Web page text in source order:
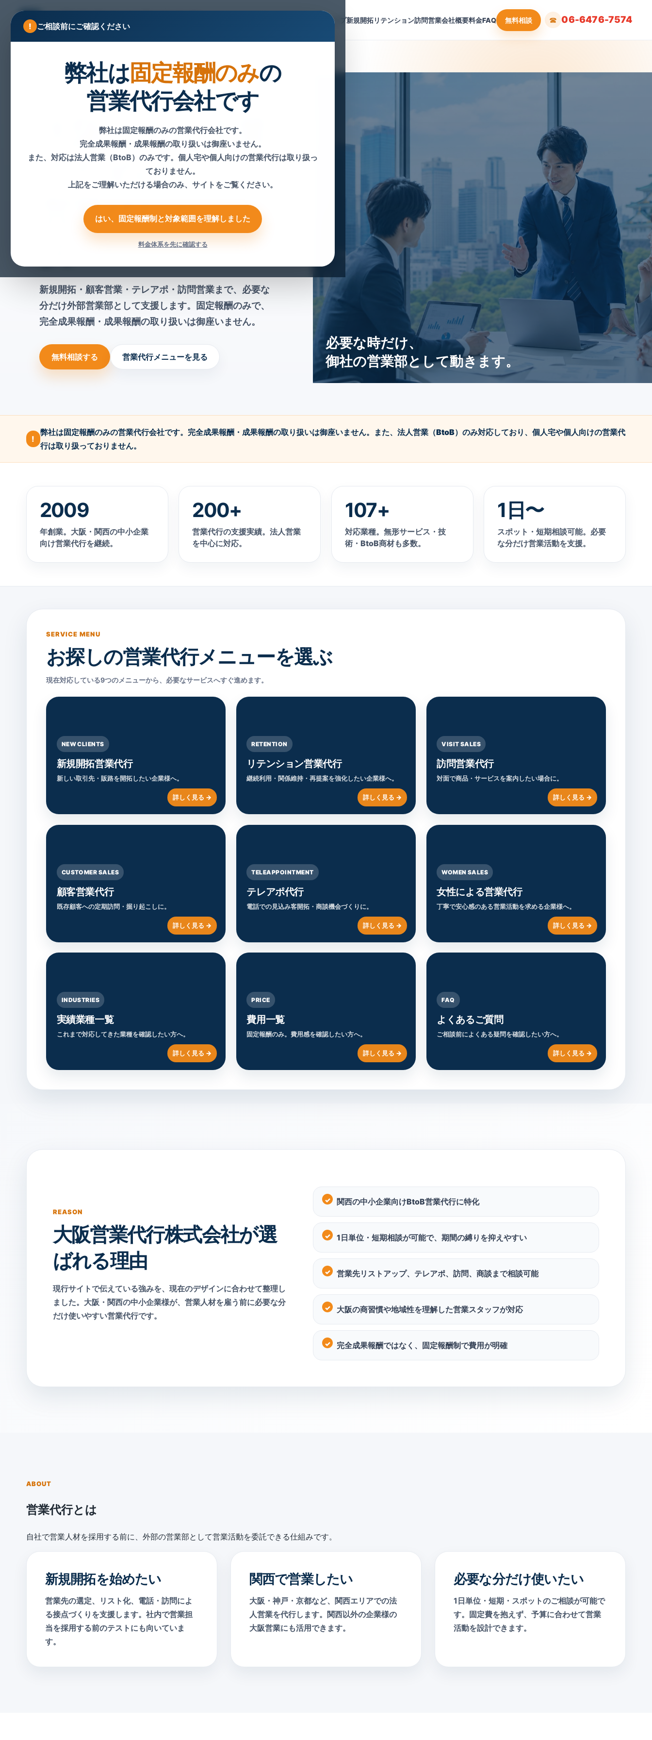
ご相談前にご確認ください
弊社は固定報酬のみの
営業代行会社です
弊社は固定報酬のみの営業代行会社です。
完全成果報酬・成果報酬の取り扱いは御座いません。
また、対応は法人営業（BtoB）のみです。個人宅や個人向けの営業代行は取り扱っ
ておりません。
上記をご理解いただける場合のみ、サイトをご覧ください。
はい、固定報酬制と対象範囲を理解しました
料金体系を先に確認する
トップ新規開拓リテンション訪問営業会社概要料金FAQ 無料相談 ☎ 06-6476-7574
大阪・関西エリアの営業支援
大阪の中小企業
のための
営業代行サービ
新規開拓・顧客営業・テレアポ・訪問営業まで、必要な
分だけ外部営業部として支援します。固定報酬のみで、
完全成果報酬・成果報酬の取り扱いは御座いません。
無料相談する 営業代行メニューを見る
必要な時だけ、
御社の営業部として動きます。
!
弊社は固定報酬のみの営業代行会社です。完全成果報酬・成果報酬の取り扱いは御座いません。また、法人営業（BtoB）のみ対応しており、個人宅や個人向けの営業代
行は取り扱っておりません。
2009
年創業。大阪・関西の中小企業
向け営業代行を継続。
200+
営業代行の支援実績。法人営業
を中心に対応。
107+
対応業種。無形サービス・技
術・BtoB商材も多数。
1日〜
スポット・短期相談可能。必要
な分だけ営業活動を支援。
SERVICE MENU
お探しの営業代行メニューを選ぶ
現在対応している9つのメニューから、必要なサービスへすぐ進めます。
NEW CLIENTS
新規開拓営業代行
新しい取引先・販路を開拓したい企業様へ。
RETENTION
リテンション営業代行
継続利用・関係維持・再提案を強化したい企業様へ。
VISIT SALES
訪問営業代行
対面で商品・サービスを案内したい場合に。
CUSTOMER SALES
顧客営業代行
既存顧客への定期訪問・掘り起こしに。
TELEAPPOINTMENT
テレアポ代行
電話での見込み客開拓・商談機会づくりに。
WOMEN SALES
女性による営業代行
丁寧で安心感のある営業活動を求める企業様へ。
INDUSTRIES
実績業種一覧
これまで対応してきた業種を確認したい方へ。
PRICE
費用一覧
固定報酬のみ。費用感を確認したい方へ。
FAQ
よくあるご質問
ご相談前によくある疑問を確認したい方へ。
REASON
大阪営業代行株式会社が選
ばれる理由
現行サイトで伝えている強みを、現在のデザインに合わせて整理し
ました。大阪・関西の中小企業様が、営業人材を雇う前に必要な分
だけ使いやすい営業代行です。
関西の中小企業向けBtoB営業代行に特化
1日単位・短期相談が可能で、期間の縛りを抑えやすい
営業先リストアップ、テレアポ、訪問、商談まで相談可能
大阪の商習慣や地域性を理解した営業スタッフが対応
完全成果報酬ではなく、固定報酬制で費用が明確
ABOUT
営業代行とは
自社で営業人材を採用する前に、外部の営業部として営業活動を委託できる仕組みです。
新規開拓を始めたい
営業先の選定、リスト化、電話・訪問によ
る接点づくりを支援します。社内で営業担
当を採用する前のテストにも向いていま
す。
関西で営業したい
大阪・神戸・京都など、関西エリアでの法
人営業を代行します。関西以外の企業様の
大阪営業にも活用できます。
必要な分だけ使いたい
1日単位・短期・スポットのご相談が可能で
す。固定費を抱えず、予算に合わせて営業
活動を設計できます。